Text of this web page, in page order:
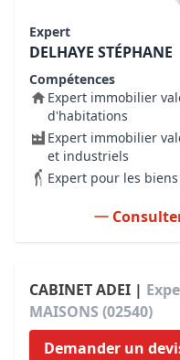
Expert
DELHAYE STÉPHANE
Compétences
Expert immobilier
d'habitations
Expert immobilier
et industriels
Expert pour les
CABINET ADEI |
MAISONS (02540)
Demander un